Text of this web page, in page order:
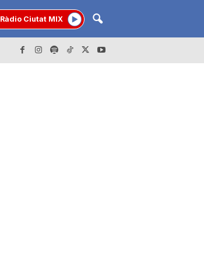
Ràdio Ciutat MIX